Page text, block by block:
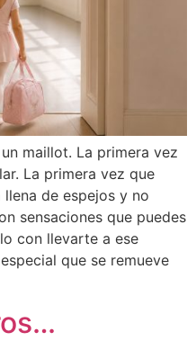
maillot. La primera vez
La primera vez que
de espejos y no
sensaciones que puedes
con llevarte a ese
que se remueve